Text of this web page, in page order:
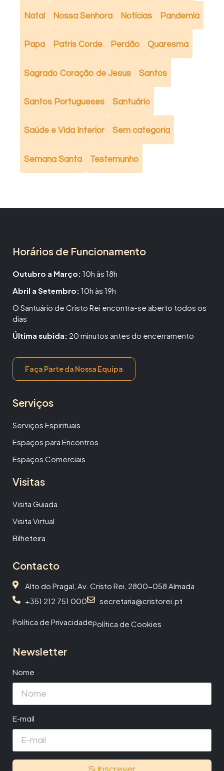
Natal Nossa Senhora Notícias Pandemia
Papa Patris Corde Perdão Quaresma
Sagrado Coração de Jesus Santos
Santos Portugueses Santuário
Saúde e Vida Interior Sem categoria
Semana Santa Testemunho
Horários de Funcionamento
Outubro a Março: 10h às 18h
Abril a Setembro: 10h às 19h
O Santuário de Cristo Rei encontra-se aberto todos os
dias
Última subida: 20 minutos antes do encerramento
Faça Parte da Nossa Equipa
Serviços
Serviços Espirituais
Espaços para Encontros
Espaços Comerciais
Visitas
Visita Guiada
Visita Virtual
Bilheteira
Contacto
Alto do Pragal, Av. Cristo Rei, 2800-058 Almada
+351 212 751 000
secretaria@cristorei.pt
Política de PrivacidadePolítica de Cookies
Newsletter
Nome
E-mail